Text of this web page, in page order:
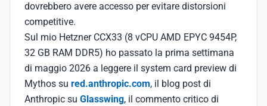
dovrebbero avere accesso per evitare distorsioni
competitive.
Sul mio Hetzner CCX33 (8 vCPU AMD EPYC 9454P,
32 GB RAM DDR5) ho passato la prima settimana
di maggio 2026 a leggere il system card preview di
Mythos su red.anthropic.com, il blog post di
Anthropic su Glasswing, il commento critico di